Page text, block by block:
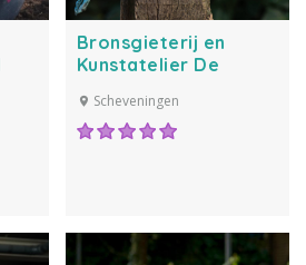
Bronsgieterij en
Kunstatelier De
Scheveningen